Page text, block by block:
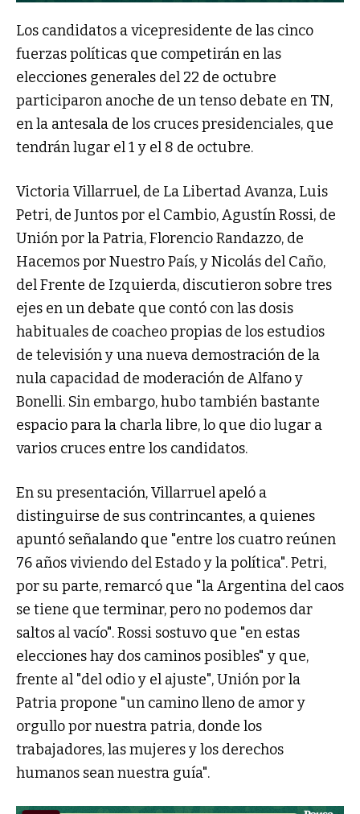
Los candidatos a vicepresidente de las cinco
fuerzas políticas que competirán en las
elecciones generales del 22 de octubre
participaron anoche de un tenso debate en TN,
en la antesala de los cruces presidenciales, que
tendrán lugar el 1 y el 8 de octubre.
Victoria Villarruel, de La Libertad Avanza, Luis
Petri, de Juntos por el Cambio, Agustín Rossi, de
Unión por la Patria, Florencio Randazzo, de
Hacemos por Nuestro País, y Nicolás del Caño,
del Frente de Izquierda, discutieron sobre tres
ejes en un debate que contó con las dosis
habituales de coacheo propias de los estudios
de televisión y una nueva demostración de la
nula capacidad de moderación de Alfano y
Bonelli. Sin embargo, hubo también bastante
espacio para la charla libre, lo que dio lugar a
varios cruces entre los candidatos.
En su presentación, Villarruel apeló a
distinguirse de sus contrincantes, a quienes
apuntó señalando que "entre los cuatro reúnen
76 años viviendo del Estado y la política". Petri,
por su parte, remarcó que "la Argentina del caos
se tiene que terminar, pero no podemos dar
saltos al vacío". Rossi sostuvo que "en estas
elecciones hay dos caminos posibles" y que,
frente al "del odio y el ajuste", Unión por la
Patria propone "un camino lleno de amor y
orgullo por nuestra patria, donde los
trabajadores, las mujeres y los derechos
humanos sean nuestra guía".